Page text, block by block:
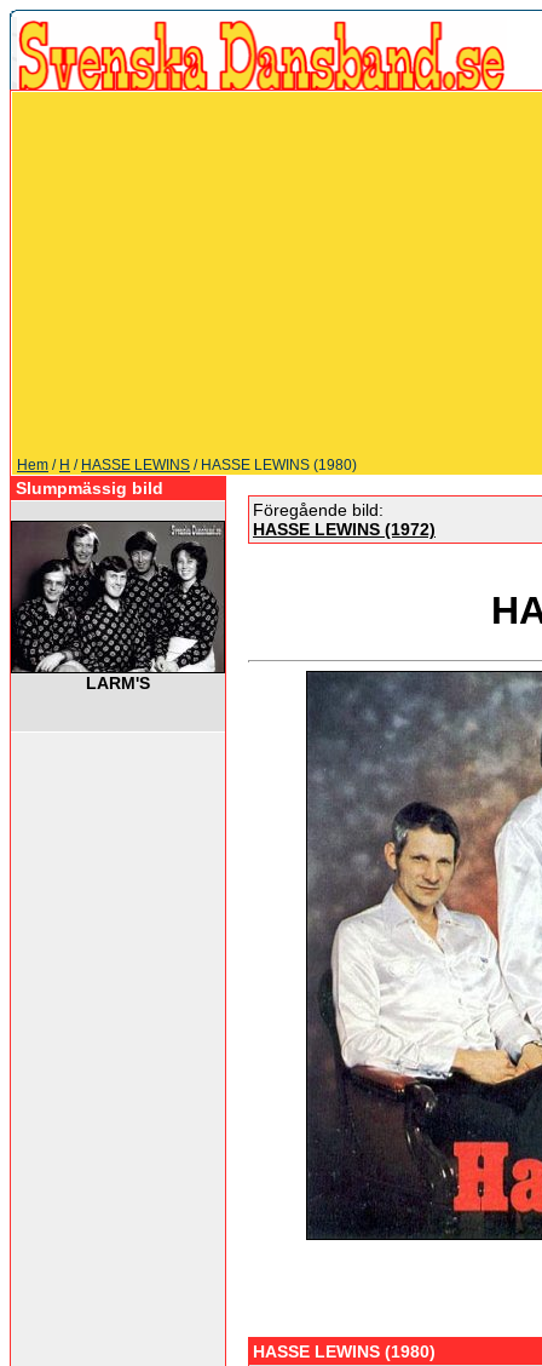
Hem / H / HASSE LEWINS / HASSE LEWINS (1980)
Slumpmässig bild
LARM'S
Föregående bild:
HASSE LEWINS (1972)
HASSE LEWINS (1980)